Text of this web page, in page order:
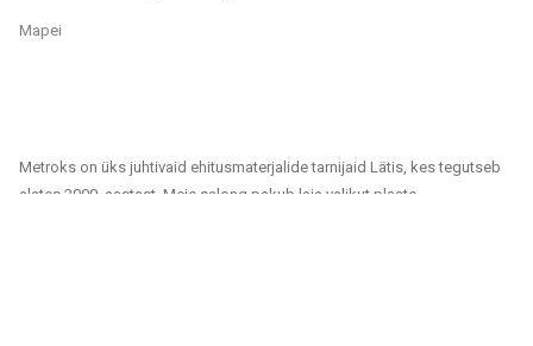
Mapei
Metroks on üks juhtivaid ehitusmaterjalide tarnijaid Lätis, kes tegutseb
alates 2000. aastast. Meie salong pakub laia valikut plaate,